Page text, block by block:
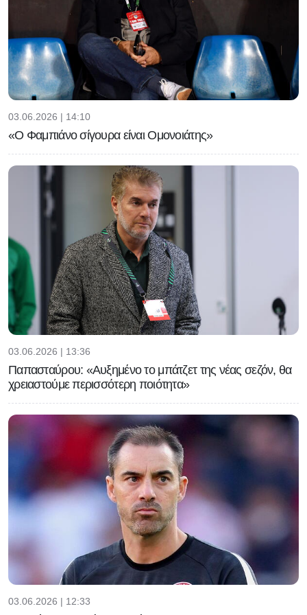
03.06.2026 | 14:10
«Ο Φαμπιάνο σίγουρα είναι Ομονοιάτης»
03.06.2026 | 13:36
Παπασταύρου: «Αυξημένο το μπάτζετ της νέας σεζόν, θα
χρειαστούμε περισσότερη ποιότητα»
03.06.2026 | 12:33